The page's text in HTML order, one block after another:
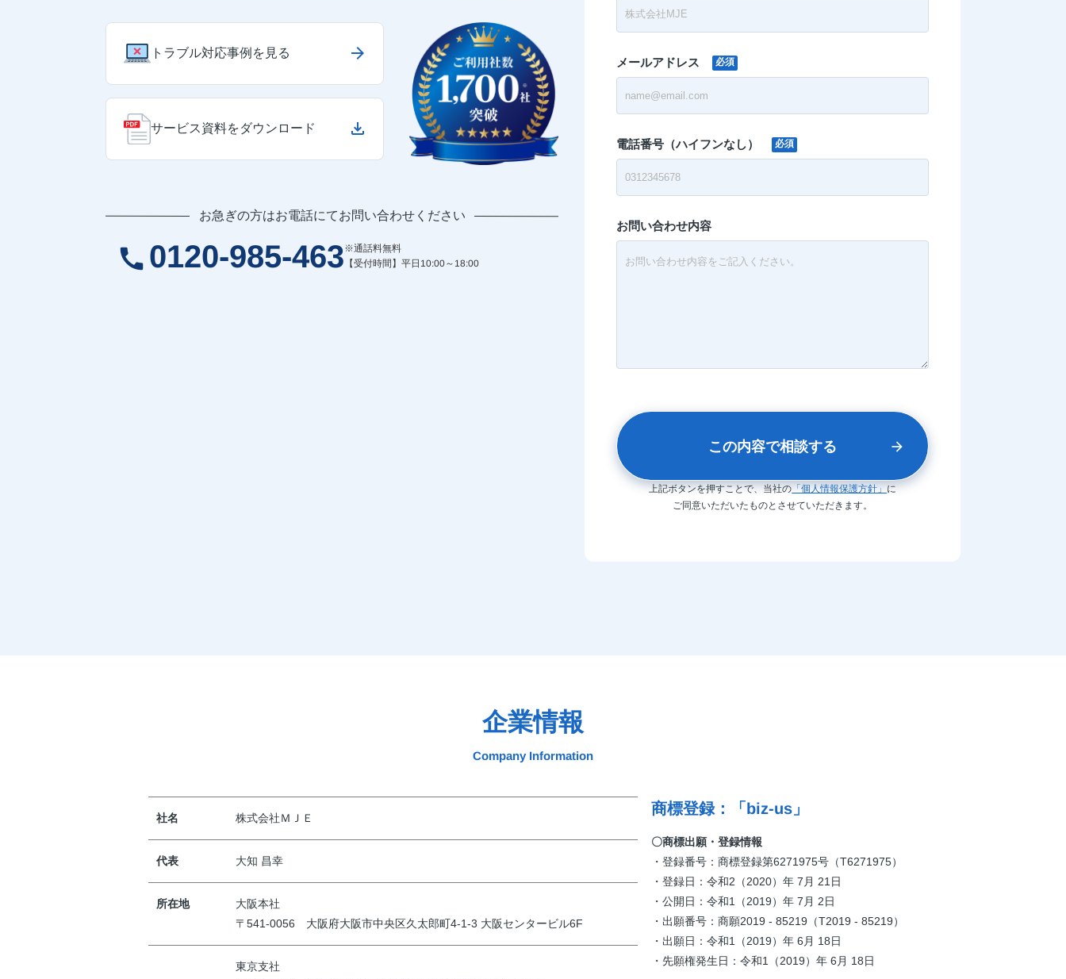
トラブル対応事例を見る
サービス資料をダウンロード
お急ぎの方はお電話にてお問い合わせください
call 0120-985-463※通話料無料
【受付時間】平日10:00～18:00
メールアドレス 必須
電話番号（ハイフンなし） 必須
お問い合わせ内容
上記ボタンを押すことで、当社の「個人情報保護方針」に
ご同意いただいたものとさせていただきます。
企業情報
Company Information
社名 株式会社ＭＪＥ
代表 大知 昌幸
所在地
大阪本社
〒541-0056 大阪府大阪市中央区久太郎町4-1-3 大阪センタービル6F
東京支社
商標登録：「biz-us」
〇商標出願・登録情報
・登録番号：商標登録第6271975号（T6271975）
・登録日：令和2（2020）年 7月 21日
・公開日：令和1（2019）年 7月 2日
・出願番号：商願2019 - 85219（T2019 - 85219）
・出願日：令和1（2019）年 6月 18日
・先願権発生日：令和1（2019）年 6月 18日